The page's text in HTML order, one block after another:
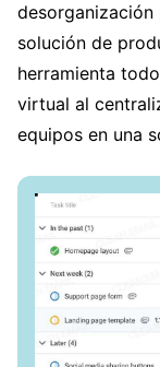
desorganización
solución de
herramienta
virtual al
equipos en una